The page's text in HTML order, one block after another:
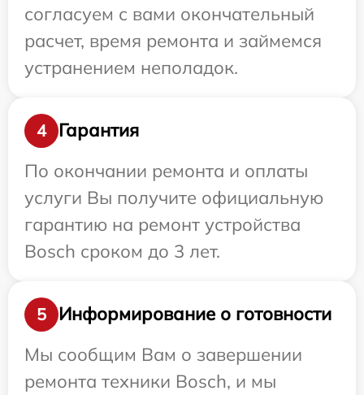
согласуем с вами окончательный
расчет, время ремонта и займемся
устранением неполадок.
4
Гарантия
По окончании ремонта и оплаты
услуги Вы получите официальную
гарантию на ремонт устройства
Bosch сроком до 3 лет.
5
Информирование о готовности
Мы сообщим Вам о завершении
ремонта техники Bosch, и мы